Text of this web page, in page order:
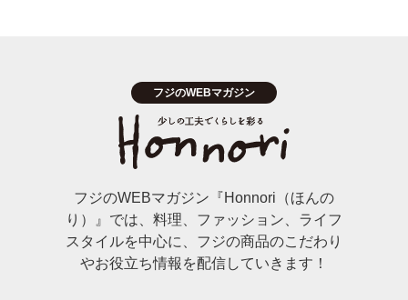
フジのWEBマガジン『Honnori（ほんの
り）』では、料理、ファッション、ライフ
スタイルを中心に、フジの商品のこだわり
やお役立ち情報を配信していきます！